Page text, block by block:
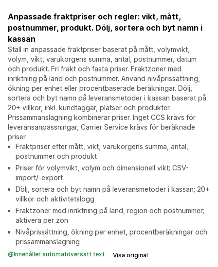
Anpassade fraktpriser och regler: vikt, mått,
postnummer, produkt. Dölj, sortera och byt namn i
kassan
Ställ in anpassade fraktpriser baserat på mått, volymvikt,
volym, vikt, varukorgens summa, antal, postnummer, datum
och produkt. Fri frakt och fasta priser. Fraktzoner med
inriktning på land och postnummer. Använd nivåprissättning,
ökning per enhet eller procentbaserade beräkningar. Dölj,
sortera och byt namn på leveransmetoder i kassan baserat på
20+ villkor, inkl. kundtaggar, platser och produkter.
Prissammanslagning kombinerar priser. Inget CCS krävs för
leveransanpassningar, Carrier Service krävs för beräknade
priser.
Fraktpriser efter mått, vikt, varukorgens summa, antal,
postnummer och produkt
Priser för volymvikt, volym och dimensionell vikt; CSV-
import/-export
Dölj, sortera och byt namn på leveransmetoder i kassan; 20+
villkor och aktivitetslogg
Fraktzoner med inriktning på land, region och postnummer;
aktivera per zon
Nivåprissättning, ökning per enhet, procentberäkningar och
prissammanslagning
Innehåller automatöversatt text Visa original